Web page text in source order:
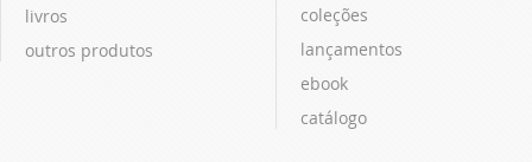
livros
outros produtos
coleções
lançamentos
ebook
catálogo